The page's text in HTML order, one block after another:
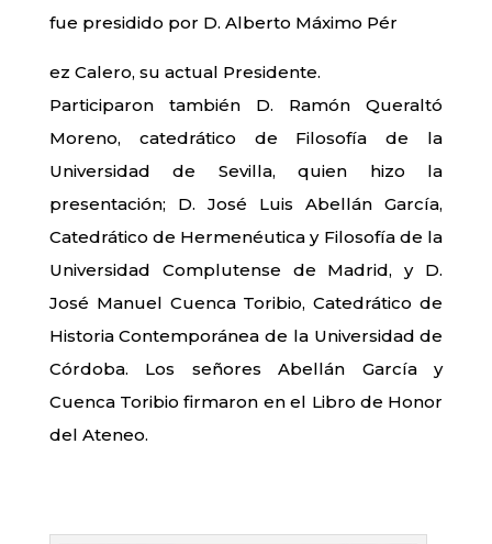
fue presidido por D. Alberto Máximo Pér
ez Calero, su actual Presidente.
Participaron también D. Ramón Queraltó
Moreno, catedrático de Filosofía de la
Universidad de Sevilla, quien hizo la
presentación; D. José Luis Abellán García,
Catedrático de Hermenéutica y Filosofía de la
Universidad Complutense de Madrid, y D.
José Manuel Cuenca Toribio, Catedrático de
Historia Contemporánea de la Universidad de
Córdoba. Los señores Abellán García y
Cuenca Toribio firmaron en el Libro de Honor
del Ateneo.